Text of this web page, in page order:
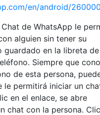
en/android/
de WhatsApp le
alguien sin tener su
guardado en la libreta de
Siempre que
de esta persona,
le permitirá iniciar un
en el enlace, se abre
chat con la persona.